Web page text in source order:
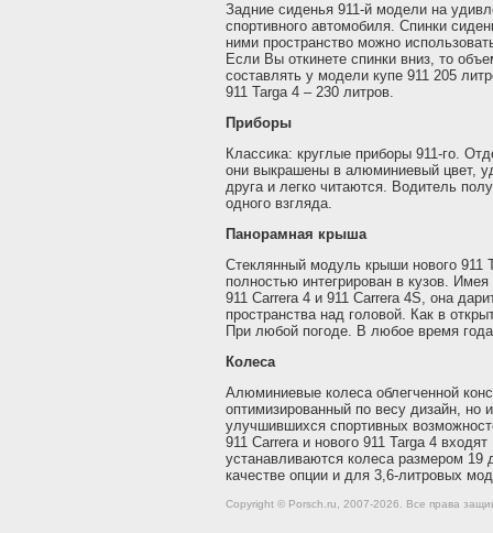
Задние сиденья 911-й модели на
спортивного автомобиля. Спинки
ними пространство можно
Если Вы откинете спинки вниз, то
составлять у модели купе 911 205
911 Targa 4 – 230 литров.
Приборы
Классика: круглые приборы 911-го.
они выкрашены в алюминиевый цвет,
друга и легко читаются. Водитель
одного взгляда.
Панорамная крыша
Стеклянный модуль крыши нового 911
полностью интегрирован в кузов.
911 Carrera 4 и 911 Carrera 4S, она
пространства над головой. Как в
При любой погоде. В любое время
Колеса
Алюминиевые колеса облегченной
оптимизированный по весу дизайн, но
улучшившихся спортивных
911 Carrera и нового 911 Targa 4
устанавливаются колеса размером
качестве опции и для 3,6-литровых
Copyright © Porsch.ru, 2007-2026. Все права